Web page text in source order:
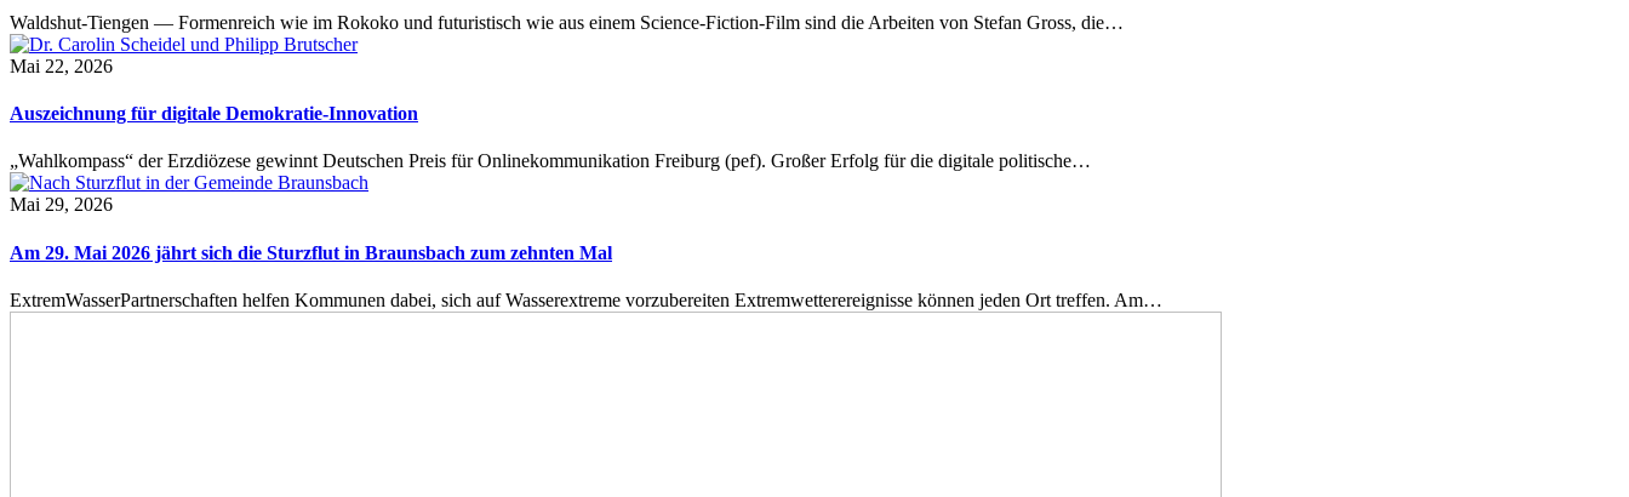
Waldshut-Tiengen — Formenreich wie im Rokoko und futuristisch wie aus einem Science-Fiction-Film sind die Arbeiten von Stefan Gross, die…
Mai 22, 2026
Auszeichnung für digitale Demokratie-Innovation
„Wahlkompass“ der Erzdiözese gewinnt Deutschen Preis für Onlinekommunikation Freiburg (pef). Großer Erfolg für die digitale politische…
Mai 29, 2026
Am 29. Mai 2026 jährt sich die Sturzflut in Braunsbach zum zehnten Mal
ExtremWasserPartnerschaften helfen Kommunen dabei, sich auf Wasserextreme vorzubereiten Extremwetterereignisse können jeden Ort treffen. Am…